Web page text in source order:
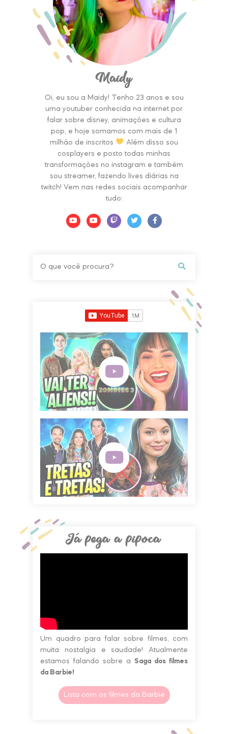
Maidy
Oi, eu sou a Maidy! Tenho 23 anos e sou
uma youtuber conhecida na internet por
falar sobre disney, animações e cultura
pop, e hoje somamos com mais de 1
milhão de inscritos
Além disso sou
cosplayers e posto todas minhas
transformações no instagram e também
sou streamer, fazendo lives diárias na
twitch! Vem nas redes sociais acompanhar
tudo:
Já pega a pipoca
Um quadro para falar sobre filmes, com
muita nostalgia e saudade! Atualmente
estamos falando sobre a Saga dos filmes
da Barbie!
Lista com os filmes da Barbie